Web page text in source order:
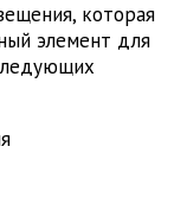
которая
элемент для